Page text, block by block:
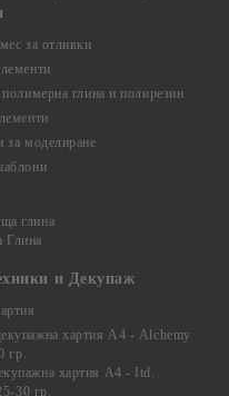
за отливки
полимерна глина и полирезин
за моделиране
глина
Глина
и Декупаж
хартия А4 - Alchemy
гр.
хартия А4 - Itd.
30 гр.